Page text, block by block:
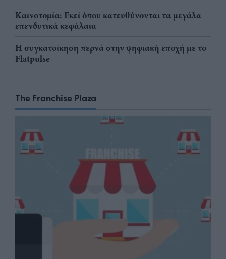
Καινοτομία: Εκεί όπου κατευθύνονται τα μεγάλα
επενδυτικά κεφάλαια
Η συγκατοίκηση περνά στην ψηφιακή εποχή με το
Flatpulse
The Franchise Plaza